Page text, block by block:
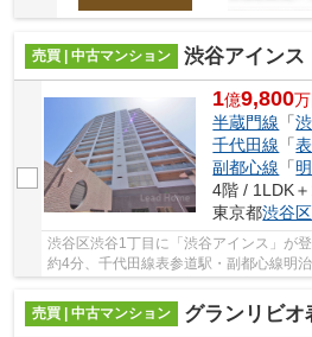
売買 | 中古マンション 渋谷アインス
1億9,800万
半蔵門線 「
千代田線 「
副都心線 「
4階 / 1LDK
東京都渋谷区
渋谷区渋谷1丁目に「渋谷アインス」が
約4分、千代田線表参道駅・副都心線明
路線3駅利用可能な大変便利な立地に位
売買 | 中古マンション
グランリビオ